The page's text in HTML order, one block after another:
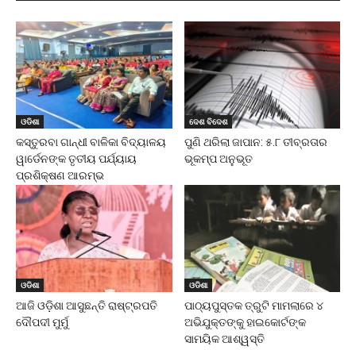
ଓଡିଶା
କସ୍ତୁରବା ଗାନ୍ଧୀ ବାଳିକା ବିଦ୍ୟାଳୟ
ୱାର୍ଡେନଙ୍କ ତୃତୀୟ ପର୍ଯ୍ୟାୟ
ପ୍ରଶିକ୍ଷଣ ଆରମ୍ଭ
ଦେଶ ବିଦେଶ
ପୁଣି ଥରିଲା ଜାପାନ: ୫.୮ ତୀବ୍ରତାର
ଭୂକମ୍ପ ଅନୁଭୂତ
ଓଡିଶା
ଆଜି ଓଡ଼ିଶା ଆସୁଛନ୍ତି ରାଷ୍ଟ୍ରପତି
ଦୌପଦୀ ମୁର୍ମୁ
ଓଡିଶା
ପାଠ୍ୟପୁସ୍ତକ ତ୍ରୁଟି ମାମଲାରେ ୪
ଅଭିଯୁକ୍ତଙ୍କୁ ହାଇକୋର୍ଟଙ୍କ
ସାମୟିକ ଆଶ୍ୱସ୍ତି